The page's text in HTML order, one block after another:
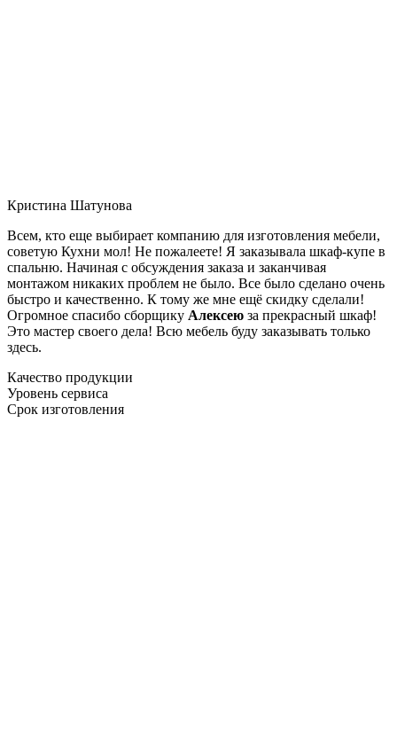
Кристина Шатунова
Всем, кто еще выбирает компанию для изготовления мебели,
советую Кухни мол! Не пожалеете! Я заказывала шкаф-купе в
спальню. Начиная с обсуждения заказа и заканчивая
монтажом никаких проблем не было. Все было сделано очень
быстро и качественно. К тому же мне ещё скидку сделали!
Огромное спасибо сборщику Алексею за прекрасный шкаф!
Это мастер своего дела! Всю мебель буду заказывать только
здесь.
Качество продукции
Уровень сервиса
Срок изготовления